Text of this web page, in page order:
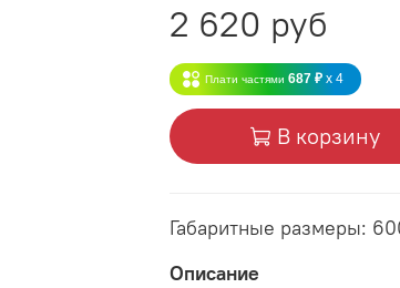
2 620 руб
Плати частями 687 ₽ x 4
В корзину
Габаритные размеры:
Описание